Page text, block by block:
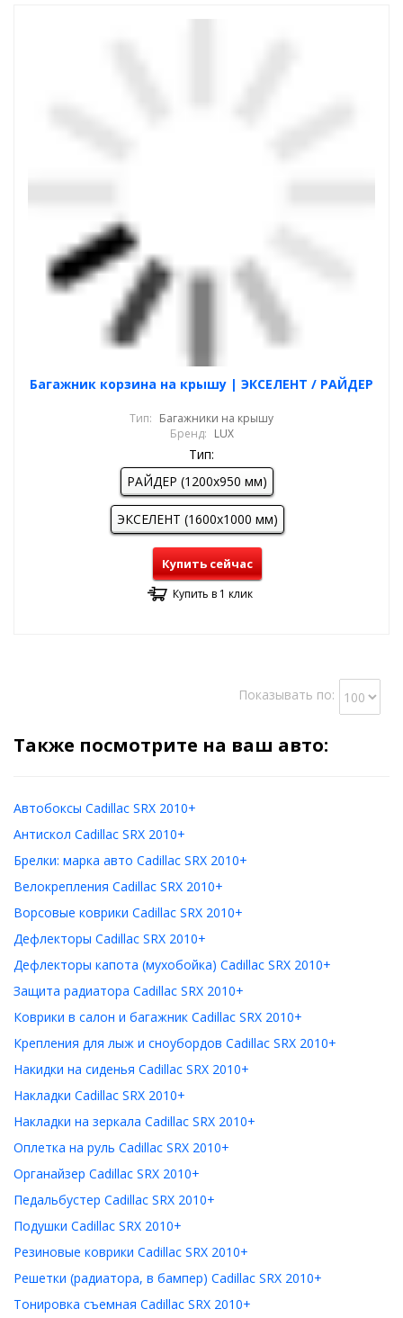
Багажник корзина на крышу | ЭКСЕЛЕНТ / РАЙДЕР
Тип: Багажники на крышу
Бренд: LUX
Тип:
РАЙДЕР (1200х950 мм)
ЭКСЕЛЕНТ (1600х1000 мм)
Купить сейчас
Купить в 1 клик
Показывать по:
Также посмотрите на ваш авто:
Автобоксы Cadillac SRX 2010+
Антискол Cadillac SRX 2010+
Брелки: марка авто Cadillac SRX 2010+
Велокрепления Cadillac SRX 2010+
Ворсовые коврики Cadillac SRX 2010+
Дефлекторы Cadillac SRX 2010+
Дефлекторы капота (мухобойка) Cadillac SRX 2010+
Защита радиатора Cadillac SRX 2010+
Коврики в салон и багажник Cadillac SRX 2010+
Крепления для лыж и сноубордов Cadillac SRX 2010+
Накидки на сиденья Cadillac SRX 2010+
Накладки Cadillac SRX 2010+
Накладки на зеркала Cadillac SRX 2010+
Оплетка на руль Cadillac SRX 2010+
Органайзер Cadillac SRX 2010+
Педальбустер Cadillac SRX 2010+
Подушки Cadillac SRX 2010+
Резиновые коврики Cadillac SRX 2010+
Решетки (радиатора, в бампер) Cadillac SRX 2010+
Тонировка съемная Cadillac SRX 2010+